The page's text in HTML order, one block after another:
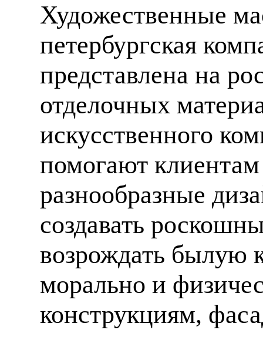
Художественные
петербургская
представлена на
отделочных
искусственного
помогают
разнообразные
создавать
возрождать былую
морально и
конструкциям,